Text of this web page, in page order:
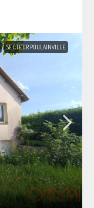
SECTEUR POULAINVILLE